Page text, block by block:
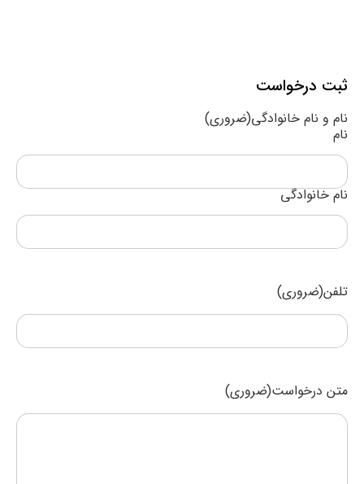
درخواست
نام خانوادگی(ضروری)
(ضروری)
(ضروری)